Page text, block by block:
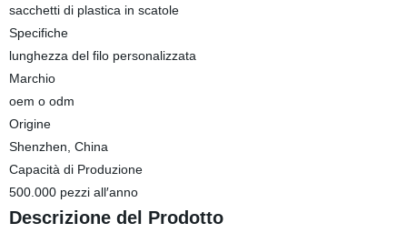
sacchetti di plastica in scatole
Specifiche
lunghezza del filo personalizzata
Marchio
oem o odm
Origine
Shenzhen, China
Capacità di Produzione
500.000 pezzi all′anno
Descrizione del Prodotto